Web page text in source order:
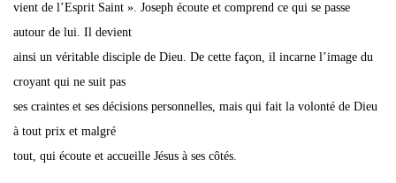
vient de l’Esprit Saint ». Joseph écoute et comprend ce qui se passe
autour de lui. Il devient
ainsi un véritable disciple de Dieu. De cette façon, il incarne l’image du
croyant qui ne suit pas
ses craintes et ses décisions personnelles, mais qui fait la volonté de Dieu
à tout prix et malgré
tout, qui écoute et accueille Jésus à ses côtés.